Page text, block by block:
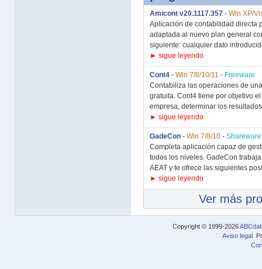
Amicont v20.1117.357 - Win XP/
Aplicación de contabilidad directa
adaptada al nuevo plan general
siguiente: cualquier dato
► sigue leyendo
Cont4 - Win 7/8/10/11 - Freeware
Contabiliza las operaciones de
gratuita. Cont4 tiene por objetivo
empresa, determinar los
► sigue leyendo
GadeCon - Win 7/8/10 - Shareware
Completa aplicación capaz de
todos los niveles. GadeCon
AEAT y te ofrece las siguientes
► sigue leyendo
Ver más
Copyright © 1999-2026
Aviso legal .